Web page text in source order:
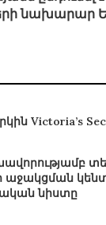
նախարար
Victoria’s
աջակցման
նիստը